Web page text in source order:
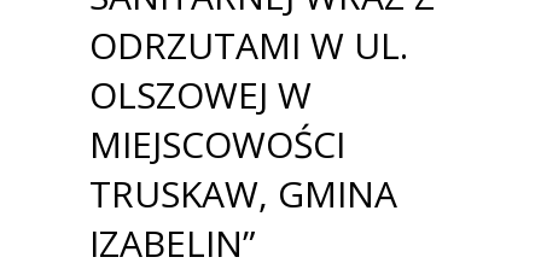
ODRZUTAMI W UL.
OLSZOWEJ W
MIEJSCOWOŚCI
TRUSKAW, GMINA
IZABELIN”